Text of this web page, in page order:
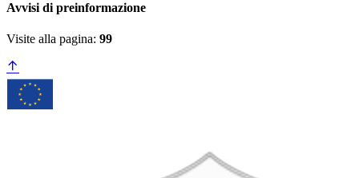
Avvisi di preinformazione
Visite alla pagina: 99